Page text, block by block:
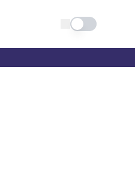
Schimba tema